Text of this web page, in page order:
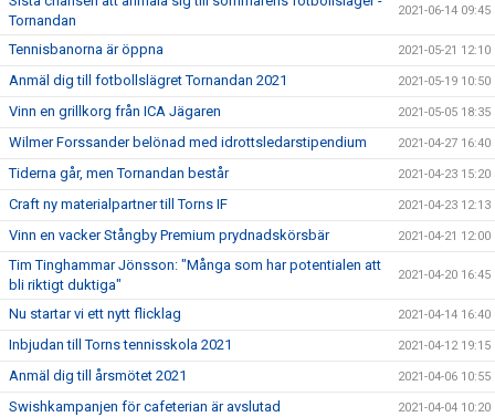
Tornandan
2021-06-14 09:45
Tennisbanorna är öppna 2021-05-21 12:10
Anmäl dig till fotbollslägret Tornandan 2021 2021-05-19 10:50
Vinn en grillkorg från ICA Jägaren 2021-05-05 18:35
Wilmer Forssander belönad med idrottsledarstipendium 2021-04-27 16:40
Tiderna går, men Tornandan består 2021-04-23 15:20
Craft ny materialpartner till Torns IF 2021-04-23 12:13
Vinn en vacker Stångby Premium prydnadskörsbär 2021-04-21 12:00
Tim Tinghammar Jönsson: "Många som har potentialen att
bli riktigt duktiga"
2021-04-20 16:45
Nu startar vi ett nytt flicklag 2021-04-14 16:40
Inbjudan till Torns tennisskola 2021 2021-04-12 19:15
Anmäl dig till årsmötet 2021 2021-04-06 10:55
Swishkampanjen för cafeterian är avslutad 2021-04-04 10:20